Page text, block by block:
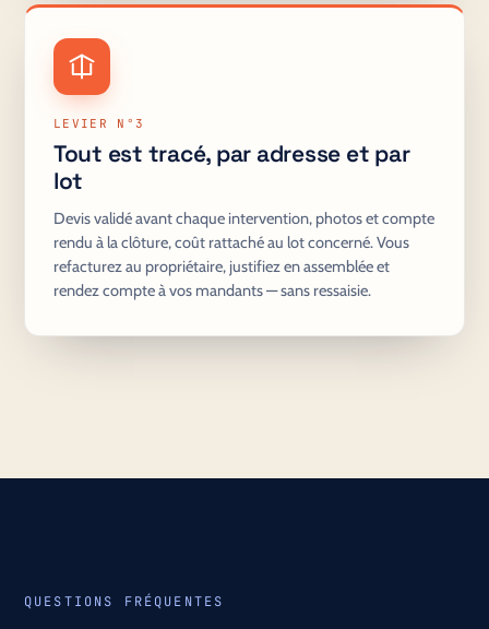
LEVIER N°3
Tout est tracé, par adresse et par
lot
Devis validé avant chaque intervention, photos et compte
rendu à la clôture, coût rattaché au lot concerné. Vous
refacturez au propriétaire, justifiez en assemblée et
rendez compte à vos mandants — sans ressaisie.
QUESTIONS FRÉQUENTES